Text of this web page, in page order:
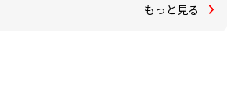
もっと見る